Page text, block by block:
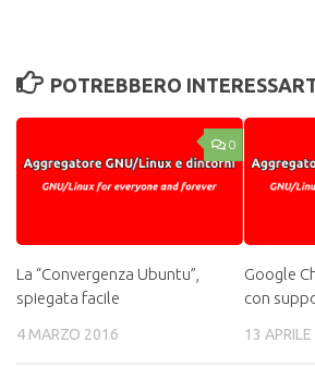
POTREBBERO
0
La “Convergenza Ubuntu”,
spiegata facile
4 MARZO 2016
Google
con
13